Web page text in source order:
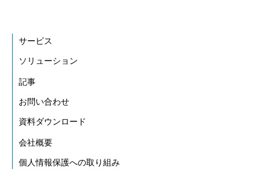
サービス
ソリューション
記事
お問い合わせ
資料ダウンロード
会社概要
個人情報保護への取り組み